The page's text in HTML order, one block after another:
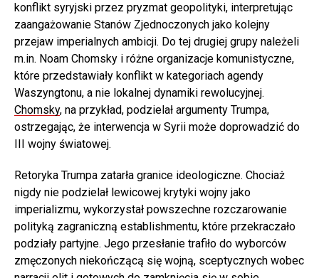
konflikt syryjski przez pryzmat geopolityki, interpretując
zaangażowanie Stanów Zjednoczonych jako kolejny
przejaw imperialnych ambicji. Do tej drugiej grupy należeli
m.in. Noam Chomsky i różne organizacje komunistyczne,
które przedstawiały konflikt w kategoriach agendy
Waszyngtonu, a nie lokalnej dynamiki rewolucyjnej.
Chomsky, na przykład, podzielał argumenty Trumpa,
ostrzegając, że interwencja w Syrii może doprowadzić do
III wojny światowej.
Retoryka Trumpa zatarła granice ideologiczne. Chociaż
nigdy nie podzielał lewicowej krytyki wojny jako
imperializmu, wykorzystał powszechne rozczarowanie
polityką zagraniczną establishmentu, które przekraczało
podziały partyjne. Jego przesłanie trafiło do wyborców
zmęczonych niekończącą się wojną, sceptycznych wobec